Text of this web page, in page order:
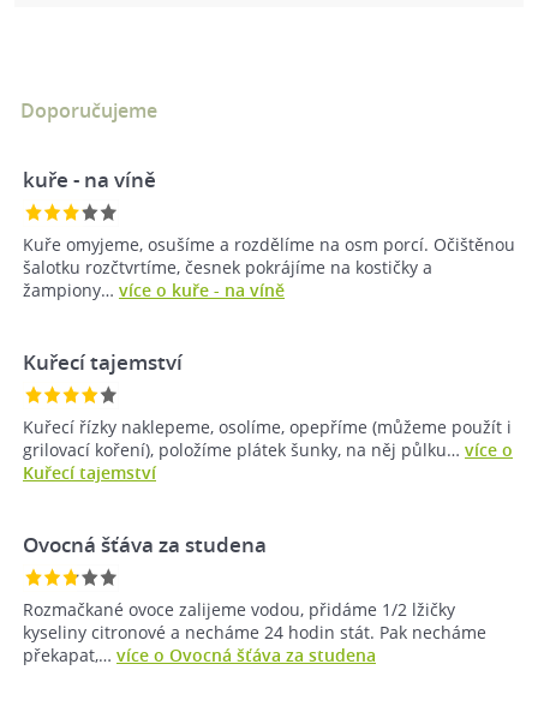
Doporučujeme
kuře - na víně
Kuře omyjeme, osušíme a rozdělíme na osm porcí. Očištěnou
šalotku rozčtvrtíme, česnek pokrájíme na kostičky a
žampiony… více o kuře - na víně
Kuřecí tajemství
Kuřecí řízky naklepeme, osolíme, opepříme (můžeme použít i
grilovací koření), položíme plátek šunky, na něj půlku… více o
Kuřecí tajemství
Ovocná šťáva za studena
Rozmačkané ovoce zalijeme vodou, přidáme 1/2 lžičky
kyseliny citronové a necháme 24 hodin stát. Pak necháme
překapat,… více o Ovocná šťáva za studena